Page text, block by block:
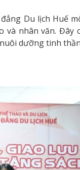
Du lịch Huế
nhân văn. Đây
dưỡng tinh